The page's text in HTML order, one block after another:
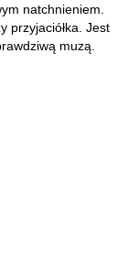
natchnieniem.
przyjaciółka. Jest
muzą.